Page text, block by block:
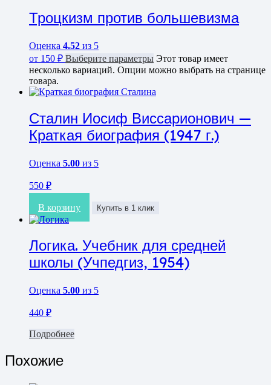
Троцкизм против большевизма
Оценка 4.52 из 5
от 150 ₽ Выберите параметры Этот товар имеет
несколько вариаций. Опции можно выбрать на странице
товара.
Сталин Иосиф Виссарионович —
Краткая биография (1947 г.)
Оценка 5.00 из 5
550 ₽
В корзину Купить в 1 клик
Логика. Учебник для средней
школы (Учпедгиз, 1954)
Оценка 5.00 из 5
440 ₽
Подробнее
Похожие